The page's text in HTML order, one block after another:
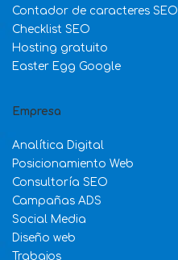
Contador de caracteres SEO
Checklist SEO
Hosting gratuito
Easter Egg Google
Empresa
Analítica Digital
Posicionamiento Web
Consultoría SEO
Campañas ADS
Social Media
Diseño web
Trabajos